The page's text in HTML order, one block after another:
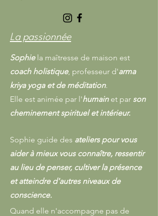
La passionnée
Sophiela maîtresse de maison est
coach holistique, professeur d'arma
kriya yoga et de méditation.
Elle est animée par l'humainet par son
cheminement spirituel et intérieur.
Sophie guide des ateliers pour vous
aider à mieux vous connaître, ressentir
au lieu de penser, cultiver la présence
et atteindre d'autres niveaux de
conscience.
Quand elle n'accompagne pas de